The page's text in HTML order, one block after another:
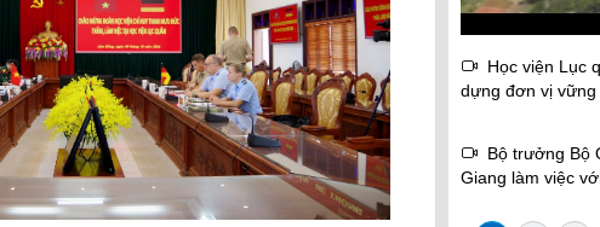
Học viện Lục
dựng đơn vị vững
Bộ trưởng Bộ
Giang làm việc